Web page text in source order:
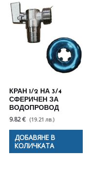
КРАН 1/2 НА 3/4
СФЕРИЧЕН ЗА
ВОДОПРОВОД
9.82 € (19.21 лв.)
ДОБАВЯНЕ В
КОЛИЧКАТА